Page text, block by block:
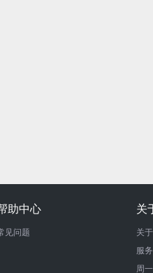
助中心
见问题
关
关
服
周